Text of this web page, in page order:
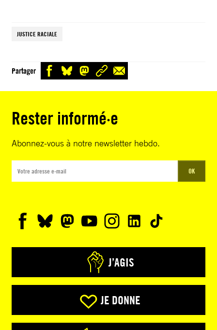
JUSTICE RACIALE
Partager
Rester informé·e
Abonnez-vous à notre newsletter hebdo.
OK
J’AGIS
JE DONNE